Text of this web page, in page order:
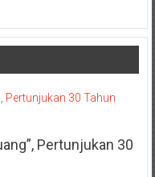
Pertunjukan 30